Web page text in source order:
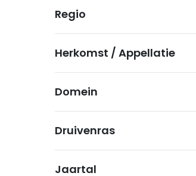
Regio
Herkomst / Appellatie
Domein
Druivenras
Jaartal